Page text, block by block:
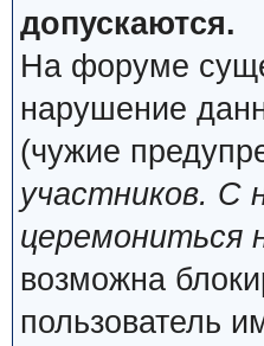
допускаются.
На форуме
нарушение
(чужие
участников. С
церемониться
возможна
пользователь